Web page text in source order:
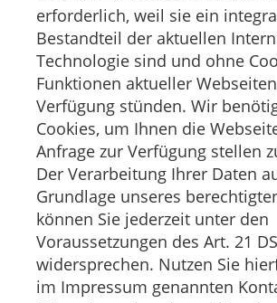
erforderlich, weil sie ein
Bestandteil der aktuellen
Technologie sind und ohne
Funktionen aktueller
Verfügung stünden. Wir
Cookies, um Ihnen die
Anfrage zur Verfügung stellen
Der Verarbeitung Ihrer Daten
Grundlage unseres
können Sie jederzeit unter den
Voraussetzungen des Art. 21
widersprechen. Nutzen Sie
im Impressum genannten